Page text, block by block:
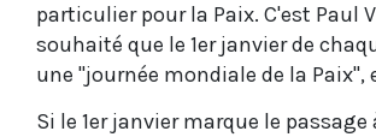
particulier pour la Paix. C'est Paul
souhaité que le 1er janvier de
une "journée mondiale de la Paix",
Si le 1er janvier marque le